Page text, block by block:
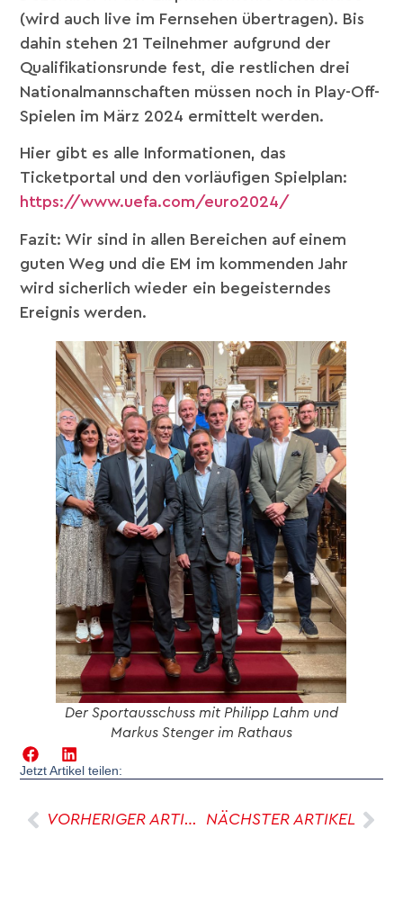
(wird auch live im Fernsehen übertragen). Bis
dahin stehen 21 Teilnehmer aufgrund der
Qualifikationsrunde fest, die restlichen drei
Nationalmannschaften müssen noch in Play-Off-
Spielen im März 2024 ermittelt werden.
Hier gibt es alle Informationen, das
Ticketportal und den vorläufigen Spielplan:
https://www.uefa.com/euro2024/
Fazit: Wir sind in allen Bereichen auf einem
guten Weg und die EM im kommenden Jahr
wird sicherlich wieder ein begeisterndes
Ereignis werden.
Der Sportausschuss mit Philipp Lahm und
Markus Stenger im Rathaus
Jetzt Artikel teilen:
VORHERIGER ARTIKEL NÄCHSTER ARTIKEL